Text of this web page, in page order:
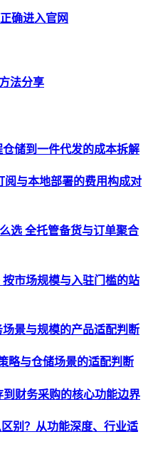
确进入官网
法分享
储到一件代发的成本拆解
阅与本地部署的费用构成对
选 全托管备货与订单聚合
市场规模与入驻门槛的站
景与规模的产品适配判断
略与仓储场景的适配判断
财务采购的核心功能边界
别？从功能深度、行业适